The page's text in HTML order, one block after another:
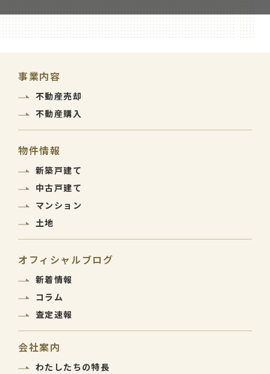
事業内容
不動産売却
不動産購入
物件情報
新築戸建て
中古戸建て
マンション
土地
オフィシャルブログ
新着情報
コラム
査定速報
会社案内
わたしたちの特長